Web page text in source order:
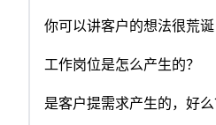
你可以讲客户的想法很荒
工作岗位是怎么产生的？
是客户提需求产生的，好么